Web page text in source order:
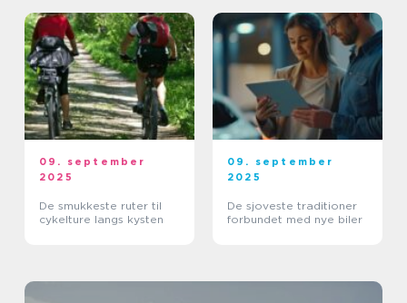
09. september
2025
De smukkeste ruter til
cykelture langs kysten
09. september
2025
De sjoveste traditioner
forbundet med nye biler